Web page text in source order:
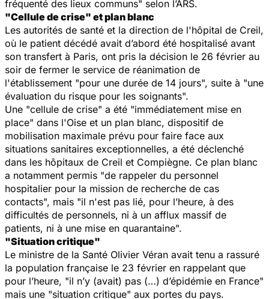
fréquenté des lieux communs" selon l’ARS.
"Cellule de crise" et plan blanc
Les autorités de santé et la direction de l'hôpital de Creil,
où le patient décédé avait d’abord été hospitalisé avant
son transfert à Paris, ont pris la décision le 26 février au
soir de fermer le service de réanimation de
l'établissement "pour une durée de 14 jours", suite à "une
évaluation du risque pour les soignants".
Une "cellule de crise" a été "immédiatement mise en
place" dans l'Oise et un plan blanc, dispositif de
mobilisation maximale prévu pour faire face aux
situations sanitaires exceptionnelles, a été déclenché
dans les hôpitaux de Creil et Compiègne. Ce plan blanc
a notamment permis "de rappeler du personnel
hospitalier pour la mission de recherche de cas
contacts", mais "il n'est pas lié, pour l’heure, à des
difficultés de personnels, ni à un afflux massif de
patients, ni à une mise en quarantaine".
"Situation critique"
Le ministre de la Santé Olivier Véran avait tenu a rassuré
la population française le 23 février en rappelant que
pour l’heure, "il n’y (avait) pas (…) d’épidémie en France"
mais une "situation critique" aux portes du pays.